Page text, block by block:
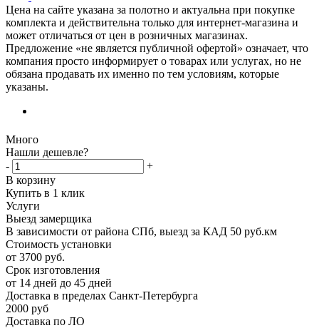
Цена на сайте указана за полотно и актуальна при покупке
комплекта и действительна только для интернет-магазина и
может отличаться от цен в розничных магазинах.
Предложение «не является публичной офертой» означает, что
компания просто информирует о товарах или услугах, но не
обязана продавать их именно по тем условиям, которые
указаны.
Много
Нашли дешевле?
-
+
В корзину
Купить в 1 клик
Услуги
Выезд замерщика
В зависимости от района СПб, выезд за КАД 50 руб.км
Стоимость установки
от 3700 руб.
Срок изготовления
от 14 дней до 45 дней
Доставка в пределах Санкт-Петербурга
2000 руб
Доставка по ЛО